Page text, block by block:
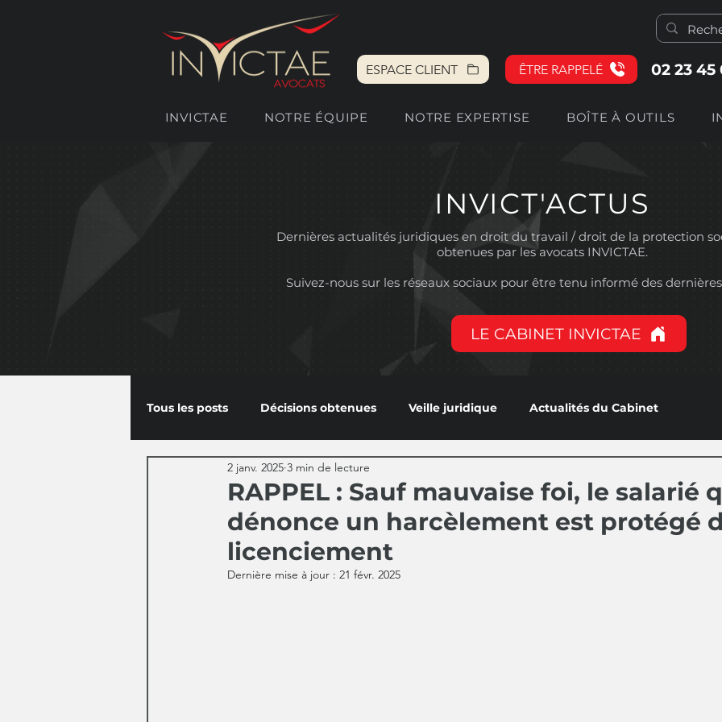
ESPACE CLIENT ÊTRE RAPPELÉ 02 23 45
INVICTAE NOTRE ÉQUIPE NOTRE EXPERTISE BOÎTE À OUTILS
INVICT'ACTUS
Dernières actualités juridiques en droit du travail / droit de la protection
obtenues par les avocats INVICTAE.
Suivez-nous sur les réseaux sociaux pour être tenu informé des
LE CABINET INVICTAE
Tous les posts Décisions obtenues Veille juridique Actualités du Cabinet
RAPPEL : Sauf mauvaise foi, le salarié
dénonce un harcèlement est protégé
licenciement
2 janv. 2025 3 min de lecture
Dernière mise à jour : 21 févr. 2025